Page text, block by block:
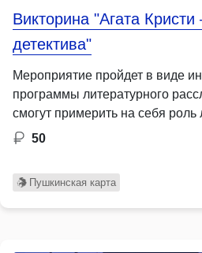
Викторина "Агата Кристи
детектива"
Мероприятие пройдет в виде
программы литературного
смогут примерить на себя
50
Пушкинская карта